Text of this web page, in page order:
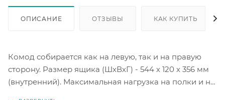
ОПИСАНИЕ ОТЗЫВЫ КАК КУПИТЬ
Комод собирается как на левую, так и на правую
сторону. Размер ящика (ШхВхГ) - 544 х 120 х 356 мм
(внутренний). Максимальная нагрузка на полки и на